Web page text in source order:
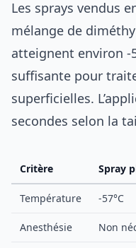
Les sprays vendus
mélange de
atteignent environ -
suffisante pour
superficielles.
secondes selon la
Critère Spray
Température -57°C
Anesthésie Non